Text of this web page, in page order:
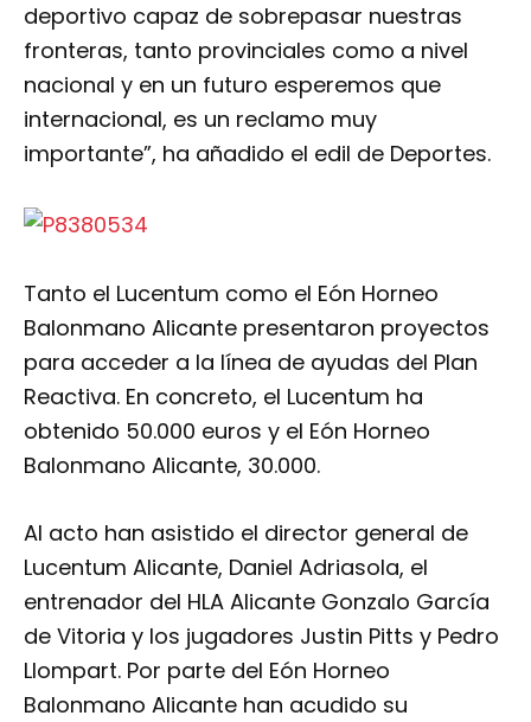
deportivo capaz de sobrepasar nuestras
fronteras, tanto provinciales como a nivel
nacional y en un futuro esperemos que
internacional, es un reclamo muy
importante”, ha añadido el edil de Deportes.
Tanto el Lucentum como el Eón Horneo
Balonmano Alicante presentaron proyectos
para acceder a la línea de ayudas del Plan
Reactiva. En concreto, el Lucentum ha
obtenido 50.000 euros y el Eón Horneo
Balonmano Alicante, 30.000.
Al acto han asistido el director general de
Lucentum Alicante, Daniel Adriasola, el
entrenador del HLA Alicante Gonzalo García
de Vitoria y los jugadores Justin Pitts y Pedro
Llompart. Por parte del Eón Horneo
Balonmano Alicante han acudido su